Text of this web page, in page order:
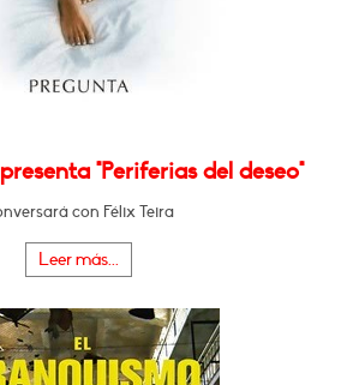
"Periferias del deseo"
con Félix Teira
Leer más...